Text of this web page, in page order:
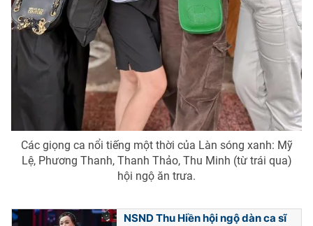
Các giọng ca nổi tiếng một thời của Làn sóng xanh: Mỹ
Lệ, Phương Thanh, Thanh Thảo, Thu Minh (từ trái qua)
hội ngộ ăn trưa.
NSND Thu Hiền hội ngộ dàn ca sĩ